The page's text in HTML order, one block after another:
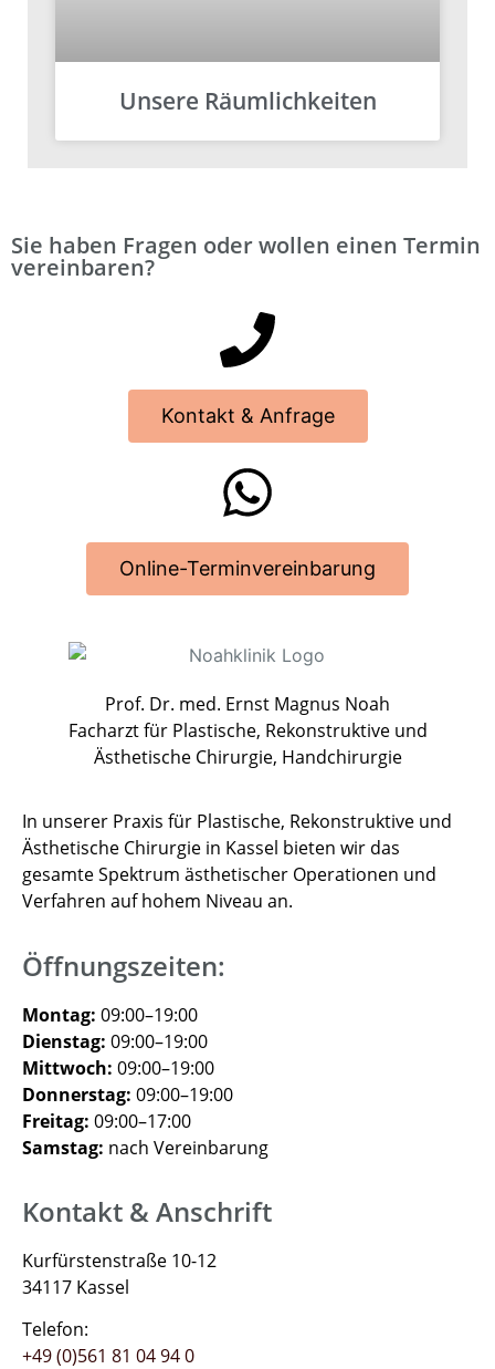
Unsere Räumlichkeiten
Sie haben Fragen oder wollen einen Termin
vereinbaren?
Kontakt & Anfrage
Online-Terminvereinbarung
Prof. Dr. med. Ernst Magnus Noah
Facharzt für Plastische, Rekonstruktive und
Ästhetische Chirurgie, Handchirurgie
In unserer Praxis für Plastische, Rekonstruktive und
Ästhetische Chirurgie in Kassel bieten wir das
gesamte Spektrum ästhetischer Operationen und
Verfahren auf hohem Niveau an.
Öffnungszeiten:
Montag: 09:00–19:00
Dienstag: 09:00–19:00
Mittwoch: 09:00–19:00
Donnerstag: 09:00–19:00
Freitag: 09:00–17:00
Samstag: nach Vereinbarung
Kontakt & Anschrift
Kurfürstenstraße 10-12
34117 Kassel
Telefon:
+49 (0)561 81 04 94 0